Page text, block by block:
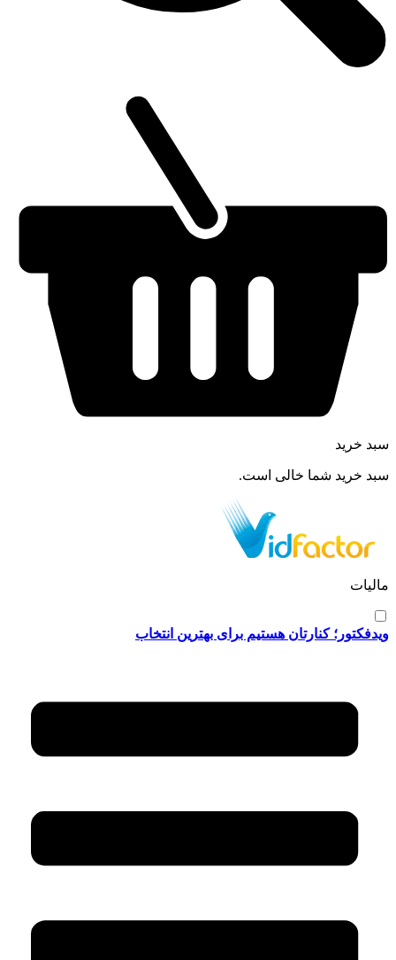
سبد خرید
سبد خرید شما خالی است.
مالیات
ویدفکتور؛ کنارتان هستیم برای بهترین انتخاب